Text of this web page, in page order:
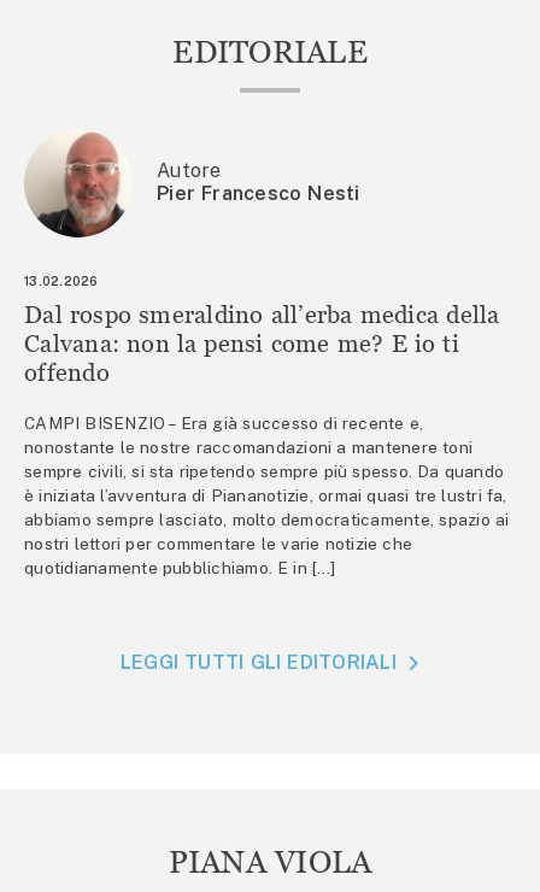
EDITORIALE
Autore
Pier Francesco Nesti
13.02.2026
Dal rospo smeraldino all’erba medica della
Calvana: non la pensi come me? E io ti
offendo
CAMPI BISENZIO – Era già successo di recente e,
nonostante le nostre raccomandazioni a mantenere toni
sempre civili, si sta ripetendo sempre più spesso. Da quando
è iniziata l’avventura di Piananotizie, ormai quasi tre lustri fa,
abbiamo sempre lasciato, molto democraticamente, spazio ai
nostri lettori per commentare le varie notizie che
quotidianamente pubblichiamo. E in […]
LEGGI TUTTI GLI EDITORIALI
PIANA VIOLA